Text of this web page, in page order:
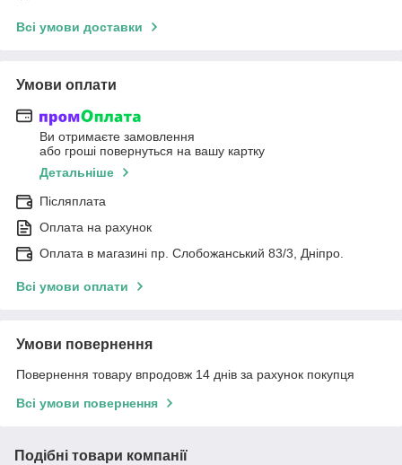
Всі умови доставки
Умови оплати
Ви отримаєте замовлення
або гроші повернуться на вашу картку
Детальніше
Післяплата
Оплата на рахунок
Оплата в магазині пр. Слобожанський 83/3, Дніпро.
Всі умови оплати
Умови повернення
Повернення товару впродовж 14 днів за рахунок покупця
Всі умови повернення
Подібні товари компанії